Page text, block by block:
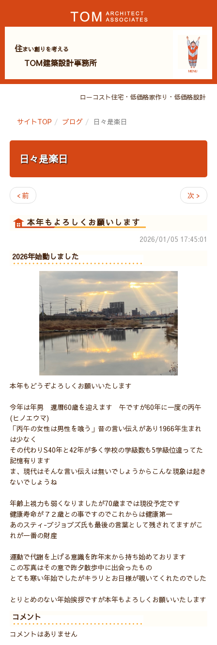
MENU
住まい創りを考える
TOM建築設計事務所
ローコスト住宅・低価格家作り・低価格設
サイトTOP ブログ 日々是楽日
日々是楽日
< 前 次 >
本年もよろしくお願いします
2026/01/05 17:45:01
2026年始動しました
本年もどうぞよろしくお願いいたします
今年は年男 還暦60歳を迎えます 午ですが60年に一度の丙午
(ヒノエウマ)
「丙午の女性は男性を喰う」昔の言い伝えがあり1966年生まれ
は少なく
その代わりS40年と42年が多く学校の学級数も5学級位違ってた
記憶有ります
ま、現代はそんな言い伝えは無いでしょうからこんな現象は起き
ないでしょうね
年齢上視力も弱くなりましたが70歳までは現役予定です
健康寿命が７２歳との事ですのでこれからは健康第一
あのスティ-ブジョブズ氏も最後の言葉として残されてますがこ
れが一番の財産
運動で代謝を上げる意識を昨年末から持ち始めております
この写真はその意で昨夕散歩中に出会ったもの
とても寒い年始でしたがキラリとお日様が覗いてくれたのでした
とりとめのない年始挨拶ですが本年もよろしくお願いいたします
コメント
コメントはありません